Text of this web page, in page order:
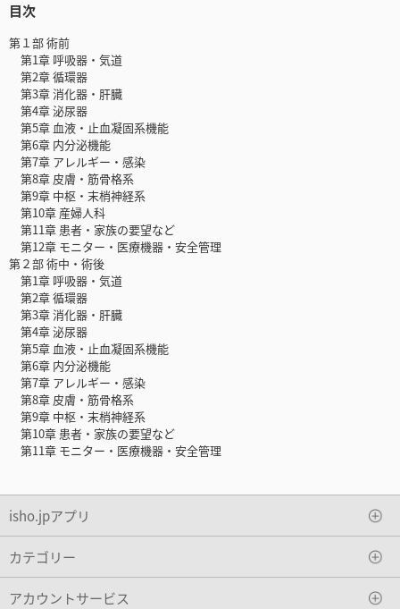
目次
第１部 術前
第1章 呼吸器・気道
第2章 循環器
第3章 消化器・肝臓
第4章 泌尿器
第5章 血液・止血凝固系機能
第6章 内分泌機能
第7章 アレルギー・感染
第8章 皮膚・筋骨格系
第9章 中枢・末梢神経系
第10章 産婦人科
第11章 患者・家族の要望など
第12章 モニター・医療機器・安全管理
第２部 術中・術後
第1章 呼吸器・気道
第2章 循環器
第3章 消化器・肝臓
第4章 泌尿器
第5章 血液・止血凝固系機能
第6章 内分泌機能
第7章 アレルギー・感染
第8章 皮膚・筋骨格系
第9章 中枢・末梢神経系
第10章 患者・家族の要望など
第11章 モニター・医療機器・安全管理
isho.jpアプリ
カテゴリー
アカウントサービス